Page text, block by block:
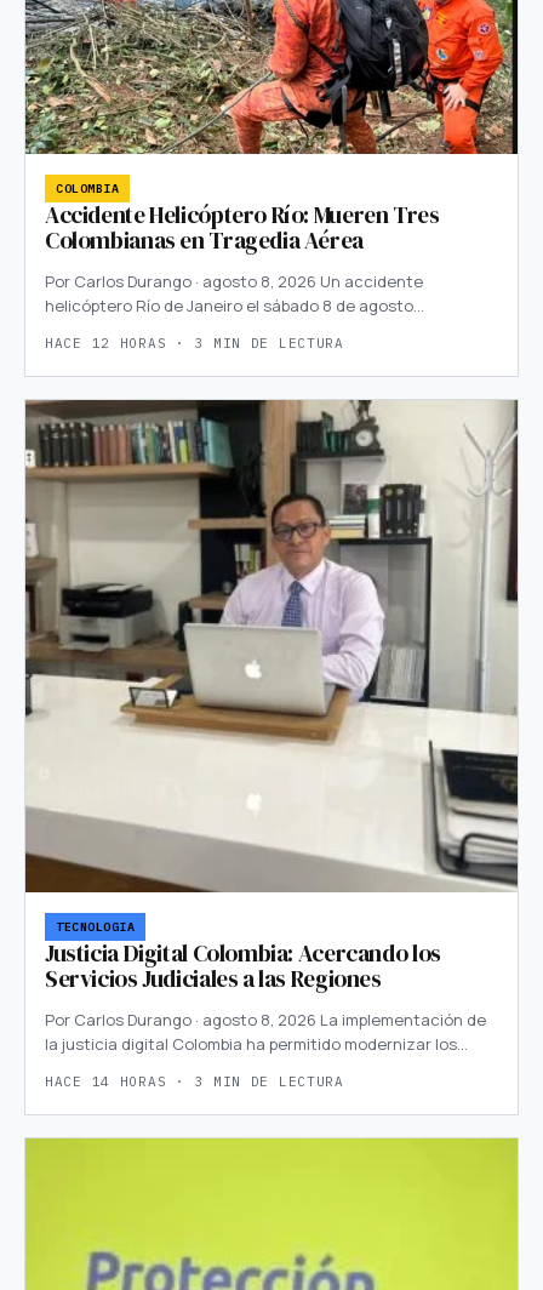
COLOMBIA
Accidente Helicóptero Río: Mueren Tres
Colombianas en Tragedia Aérea
Por Carlos Durango · agosto 8, 2026 Un accidente
helicóptero Río de Janeiro el sábado 8 de agosto…
HACE 12 HORAS · 3 MIN DE LECTURA
TECNOLOGIA
Justicia Digital Colombia: Acercando los
Servicios Judiciales a las Regiones
Por Carlos Durango · agosto 8, 2026 La implementación de
la justicia digital Colombia ha permitido modernizar los…
HACE 14 HORAS · 3 MIN DE LECTURA